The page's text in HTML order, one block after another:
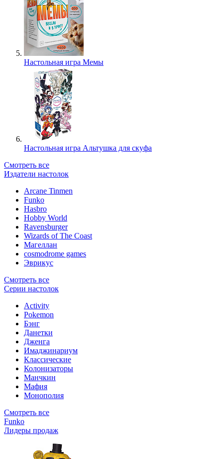
Настольная игра Мемы
Настольная игра Альтушка для скуфа
Смотреть все
Издатели настолок
Arcane Tinmen
Funko
Hasbro
Hobby World
Ravensburger
Wizards of The Coast
Магеллан
сosmodrome games
Эврикус
Смотреть все
Серии настолок
Activity
Pokemon
Бэнг
Данетки
Дженга
Имаджинариум
Классические
Колонизаторы
Манчкин
Мафия
Монополия
Смотреть все
Funko
Лидеры продаж